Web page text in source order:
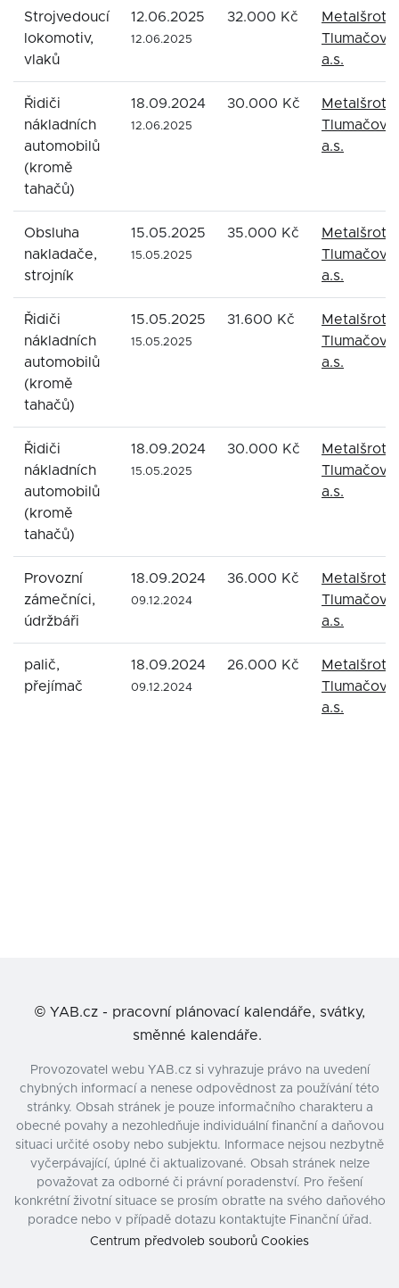
Strojvedoucí
lokomotiv,
vlaků
12.06.2025
12.06.2025
32.000 Kč
Metalšrot
Tlumačov
a.s.
Řidiči
nákladních
automobilů
(kromě
tahačů)
18.09.2024
12.06.2025
30.000 Kč
Metalšrot
Tlumačov
a.s.
Obsluha
nakladače,
strojník
15.05.2025
15.05.2025
35.000 Kč
Metalšrot
Tlumačov
a.s.
Řidiči
nákladních
automobilů
(kromě
tahačů)
15.05.2025
15.05.2025
31.600 Kč
Metalšrot
Tlumačov
a.s.
Řidiči
nákladních
automobilů
(kromě
tahačů)
18.09.2024
15.05.2025
30.000 Kč
Metalšrot
Tlumačov
a.s.
Provozní
zámečníci,
údržbáři
18.09.2024
09.12.2024
36.000 Kč
Metalšrot
Tlumačov
a.s.
palič,
přejímač
18.09.2024
09.12.2024
26.000 Kč
Metalšrot
Tlumačov
a.s.
© YAB.cz - pracovní plánovací kalendáře, svátky,
směnné kalendáře.
Provozovatel webu YAB.cz si vyhrazuje právo na uvedení
chybných informací a nenese odpovědnost za používání této
stránky. Obsah stránek je pouze informačního charakteru a
obecné povahy a nezohledňuje individuální finanční a daňovou
situaci určité osoby nebo subjektu. Informace nejsou nezbytně
vyčerpávající, úplné či aktualizované. Obsah stránek nelze
považovat za odborné či právní poradenství. Pro řešení
konkrétní životní situace se prosím obraťte na svého daňového
poradce nebo v případě dotazu kontaktujte Finanční úřad.
Centrum předvoleb souborů Cookies